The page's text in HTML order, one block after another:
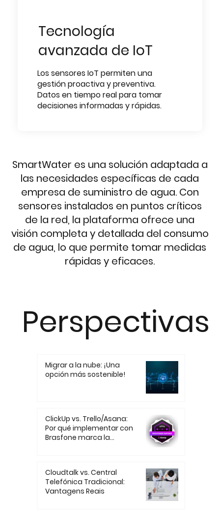
SmartWater es una solución adaptada a
las necesidades específicas de cada
empresa de suministro de agua. Con
sensores instalados en puntos críticos
de la red, la plataforma ofrece una
visión completa y detallada del consumo
de agua, lo que permite tomar medidas
rápidas y eficaces.
Tecnología
avanzada de IoT
Los sensores IoT permiten una
gestión proactiva y preventiva.
Datos en tiempo real para tomar
decisiones informadas y rápidas.
Perspectivas
Migrar a la nube: ¡Una
opción más sostenible!
ClickUp vs. Trello/Asana:
Por qué implementar con
Brasfone marca la
Cloudtalk vs. Central
Telefónica Tradicional:
Vantagens Reais